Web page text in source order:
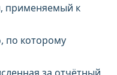
применяемый к
по которому